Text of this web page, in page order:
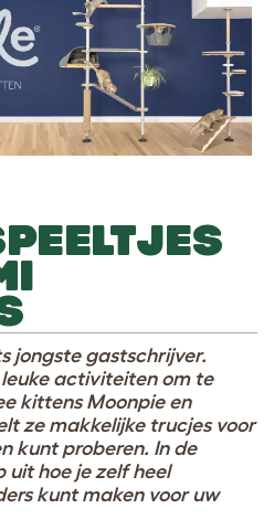
jongste gastschrijver.
activiteiten om te
kittens Moonpie en
ze makkelijke trucjes voor
kunt proberen. In de
uit hoe je zelf heel
kunt maken voor uw